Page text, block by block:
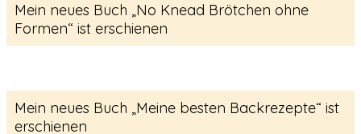
Mein neues Buch „No Knead Brötchen ohne
Formen“ ist erschienen
Mein neues Buch „Meine besten Backrezepte“ ist
erschienen